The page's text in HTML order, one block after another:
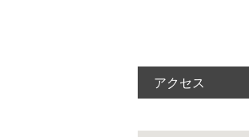
アクセス